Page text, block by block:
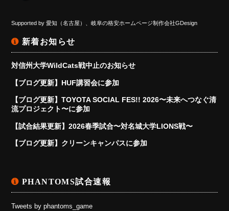
Supported by愛知（名古屋）、岐阜の格安ホームページ制作会社GDesign
新着お知らせ
対信州大学WildCats戦中止のお知らせ
【ブログ更新】HUF講習会に参加
【ブログ更新】TOYOTA SOCIAL FES!! 2026〜未来へつなぐ清
流プロジェクト〜に参加
【試合結果更新】2026春季試合〜対名城大学LIONS戦〜
【ブログ更新】クリーンキャンパスに参加
PHANTOMS試合速報
Tweets by phantoms_game